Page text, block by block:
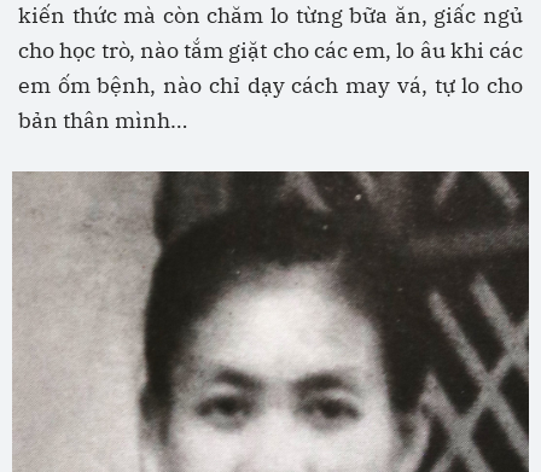
kiến thức mà còn chăm lo từng bữa ăn, giấc ngủ
cho học trò, nào tắm giặt cho các em, lo âu khi các
em ốm bệnh, nào chỉ dạy cách may vá, tự lo cho
bản thân mình…